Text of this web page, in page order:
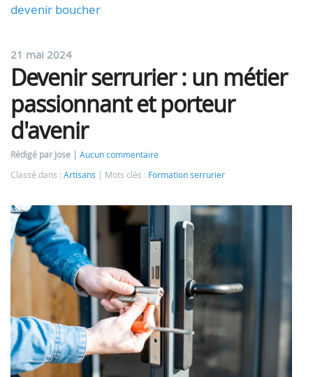
devenir boucher
21 mai 2024
Devenir serrurier : un métier
passionnant et porteur
d'avenir
Rédigé par Jose
Aucun commentaire
Classé dans : Artisans Mots clés : Formation serrurier